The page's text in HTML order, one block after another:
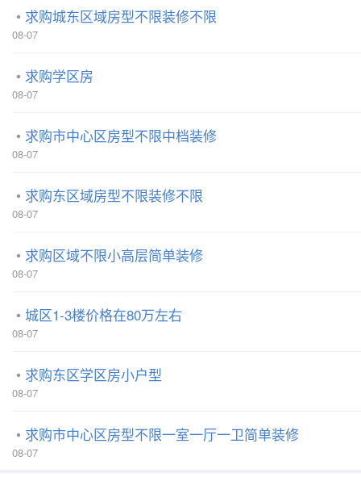
求购城东区域房型不限装修不限
08-07
求购学区房
08-07
求购市中心区房型不限中档装修
08-07
求购东区域房型不限装修不限
08-07
求购区域不限小高层简单装修
08-07
城区1-3楼价格在80万左右
08-07
求购东区学区房小户型
08-07
求购市中心区房型不限一室一厅一卫简单装修
08-07